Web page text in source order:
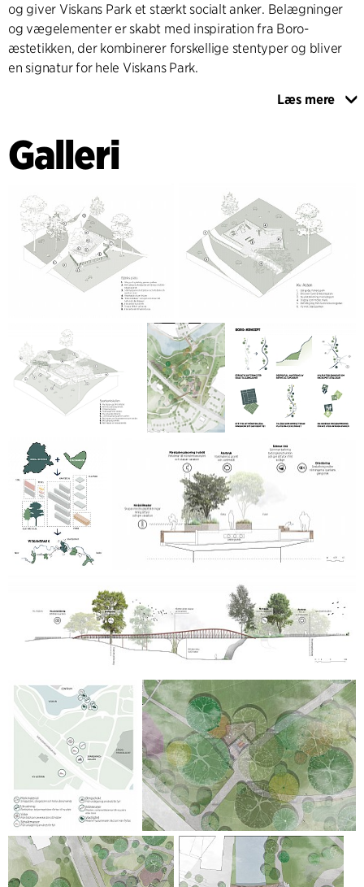
og giver Viskans Park et stærkt socialt anker. Belægninger
og vægelementer er skabt med inspiration fra Boro-
æstetikken, der kombinerer forskellige stentyper og bliver
en signatur for hele Viskans Park.
En ny træbelagt sti og en gangbro gør parken tilgængelig
og påvirkningen af de eksisterende træer. Nye
stedformationer danner tydelige og programmerede
snoede stier indbyder til. Omlægningen af Hallbergbroen
skaber et nyt attraktivt sted ved vandet i byen, der
forbinder byparken og bymidten. Boro-konceptet forbinder
alle de nye elementer og skaber en ny æstetisk identitet for
Viskan Park.
Læs mere
Galleri